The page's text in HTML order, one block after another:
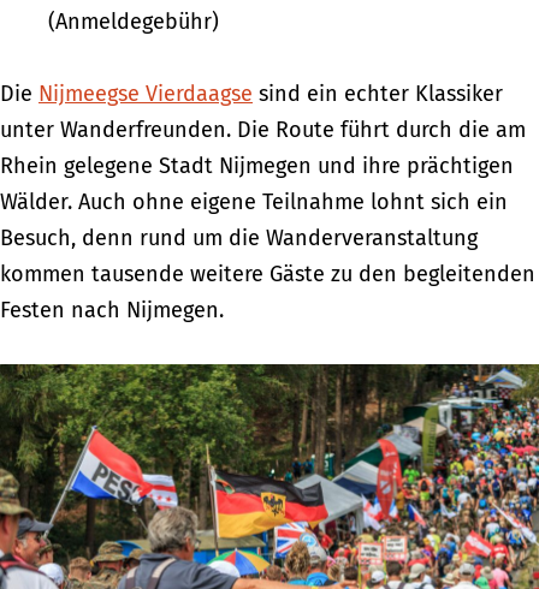
(Anmeldegebühr)
Die Nijmeegse Vierdaagse sind ein echter Klassiker
unter Wanderfreunden. Die Route führt durch die am
Rhein gelegene Stadt Nijmegen und ihre prächtigen
Wälder. Auch ohne eigene Teilnahme lohnt sich ein
Besuch, denn rund um die Wanderveranstaltung
kommen tausende weitere Gäste zu den begleitenden
Festen nach Nijmegen.